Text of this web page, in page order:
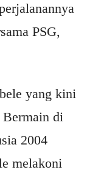
PSG,
yang kini
Bermain di
2004
melakoni